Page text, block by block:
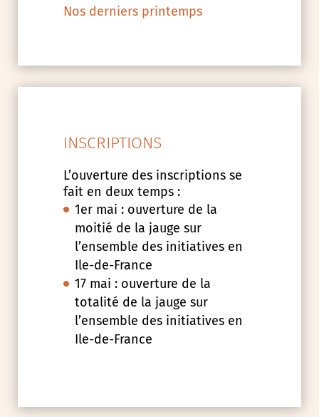
Nos derniers printemps
INSCRIPTIONS
L’ouverture des inscriptions se
fait en deux temps :
1er mai : ouverture de la
moitié de la jauge sur
l’ensemble des initiatives en
Ile-de-France
17 mai : ouverture de la
totalité de la jauge sur
l’ensemble des initiatives en
Ile-de-France